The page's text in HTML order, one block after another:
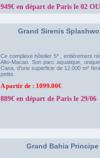
949€ en départ de Paris le 02
Grand Sirenis
Ce complexe hôtelier 5* , entièrement
Alto-Macao. Son parc aquatique,
Cana, d'une superficie de 12.000 m²
petits.
A partir de : 1099.00€
889€ en départ de Paris le 29/06
Grand Bahia Principe